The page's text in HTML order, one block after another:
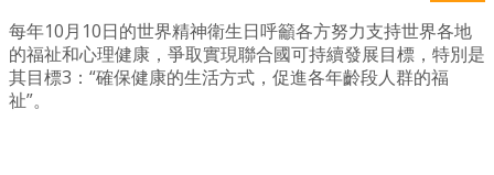
每年10月10日的世界精神衛生日呼籲各方努力支持世界各地
的福祉和心理健康，爭取實現聯合國可持續發展目標，特別是
其目標3：“確保健康的生活方式，促進各年齡段人群的福
祉”。